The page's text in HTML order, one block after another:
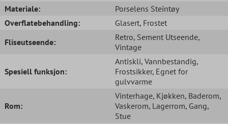
Materiale:
Porselens Steintøy
Overflatebehandling:
Glasert, Frostet
Fliseutseende:
Retro, Sement Utseende,
Vintage
Spesiell funksjon:
Antiskli, Vannbestandig,
Frostsikker, Egnet for
gulvvarme
Rom:
Vinterhage, Kjøkken, Baderom,
Vaskerom, Lagerrom, Gang,
Stue